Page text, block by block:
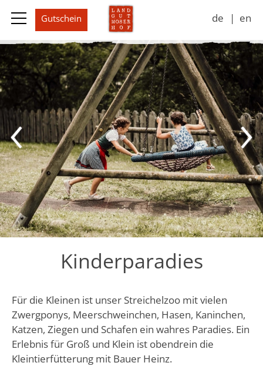
de en
Landgut
Wohnen & Preise
Erlebnisse
Jahreszeiten
Impressionen
Kontakt & Buchen
Kinderparadies
Für die Kleinen ist unser Streichelzoo mit vielen
Zwergponys, Meerschweinchen, Hasen, Kaninchen,
Katzen, Ziegen und Schafen ein wahres Paradies. Ein
Erlebnis für Groß und Klein ist obendrein die
Kleintierfütterung mit Bauer Heinz.